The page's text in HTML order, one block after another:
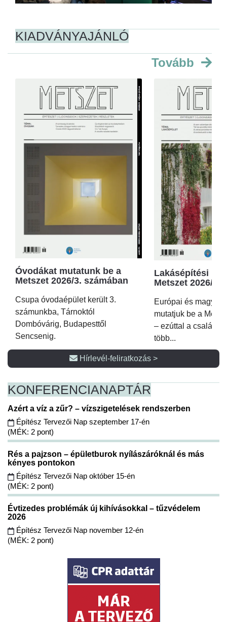
KIADVÁNYAJÁNLÓ
Tovább
Óvodákat mutatunk be a
Metszet 2026/3. számában
Csupa óvodaépület került 3.
számunkba, Tárnoktól
Dombóvárig, Budapesttől
Sencsenig.
Lakásépítési
Metszet 2026/2.
Európai és magyar
mutatjuk be a
– ezúttal a családi
több...
Hírlevél-feliratkozás >
KONFERENCIANAPTÁR
Azért a víz a zűr? – vízszigetelések rendszerben
Építész Tervezői Nap szeptember 17-én
(MÉK: 2 pont)
Rés a pajzson – épületburok nyílászáróknál és más
kényes pontokon
Építész Tervezői Nap október 15-én
(MÉK: 2 pont)
Évtizedes problémák új kihívásokkal – tűzvédelem
2026
Építész Tervezői Nap november 12-én
(MÉK: 2 pont)